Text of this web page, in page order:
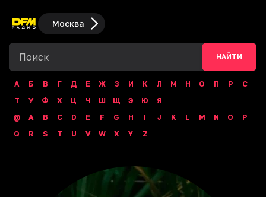
Москва
НАЙТИ
А Б В Г Д Е Ж З И К Л М Н О П Р
С
Т
У Ф Х Ц Ч Ш Щ Э Ю
Я
@
A B C D E F G H I J K L M N O
P
Q
R S T U V W X Y Z